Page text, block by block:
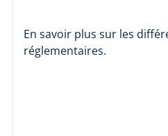
En savoir plus sur les
réglementaires.